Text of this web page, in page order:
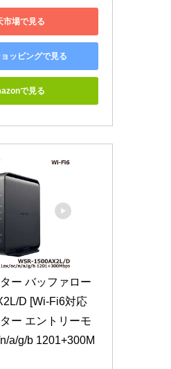
市場で見る
ッピングで見る
で見る
ー バッファロー
D [Wi-Fi6対応
ー エントリーモ
a/g/b 1201+300M